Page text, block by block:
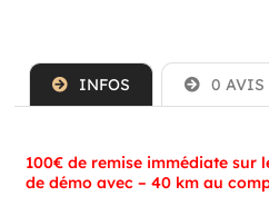
INFOS 0 AVIS
100€ de remise immédiate sur
de démo avec – 40 km au